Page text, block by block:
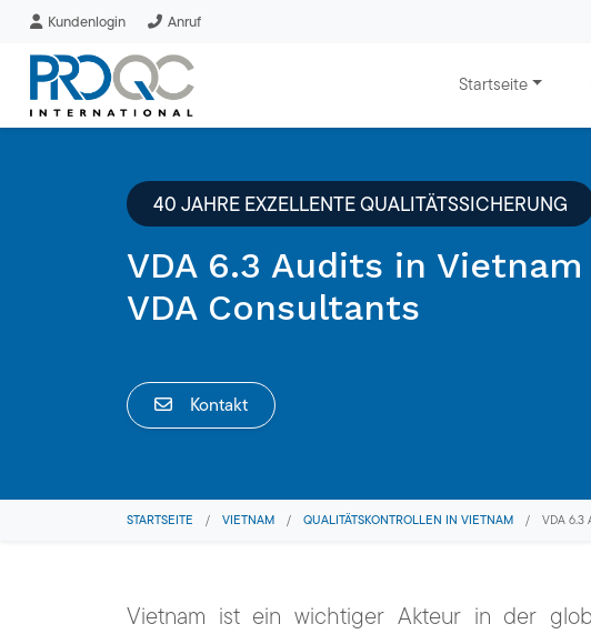
Kundenlogin Anruf
Startseite
40 JAHRE EXZELLENTE QUALITÄTSSICHERUNG
VDA 6.3 Audits in
VDA Consultants
Kontakt
STARTSEITE / VIETNAM / QUALITÄTSKONTROLLEN IN VIETNAM / VDA 6.3
Vietnam ist ein wichtiger Akteur in der